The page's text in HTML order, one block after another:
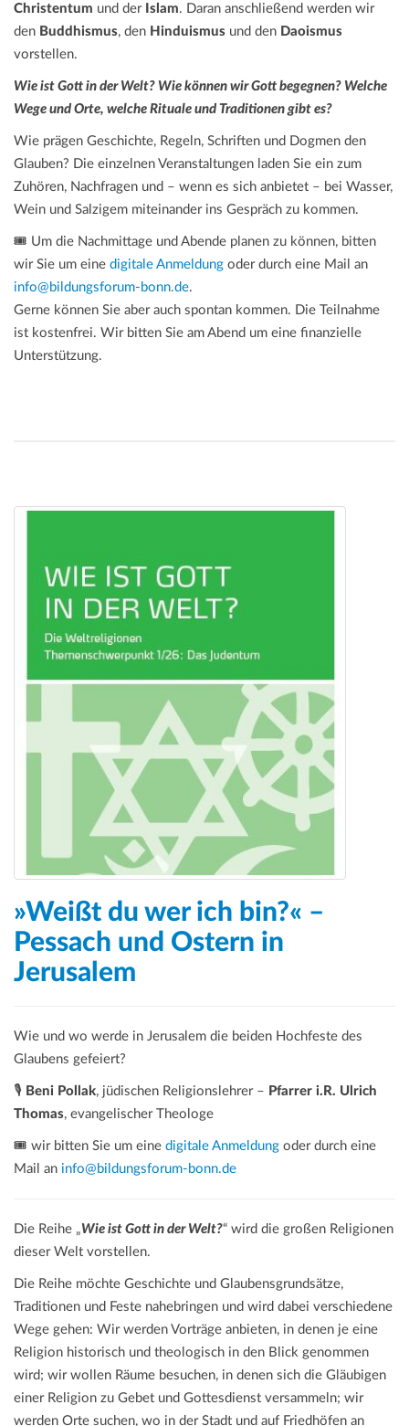
Christentum und der Islam. Daran anschließend werden wir
den Buddhismus, den Hinduismus und den Daoismus
vorstellen.
Wie ist Gott in der Welt? Wie können wir Gott begegnen? Welche
Wege und Orte, welche Rituale und Traditionen gibt es?
Wie prägen Geschichte, Regeln, Schriften und Dogmen den
Glauben? Die einzelnen Veranstaltungen laden Sie ein zum
Zuhören, Nachfragen und – wenn es sich anbietet – bei Wasser,
Wein und Salzigem miteinander ins Gespräch zu kommen.
🎟️ Um die Nachmittage und Abende planen zu können, bitten
wir Sie um eine digitale Anmeldung oder durch eine Mail an
info@bildungsforum-bonn.de.
Gerne können Sie aber auch spontan kommen. Die Teilnahme
ist kostenfrei. Wir bitten Sie am Abend um eine finanzielle
Unterstützung.
»Weißt du wer ich bin?« –
Pessach und Ostern in
Jerusalem
Wie und wo werde in Jerusalem die beiden Hochfeste des
Glaubens gefeiert?
🎙️ Beni Pollak, jüdischen Religionslehrer – Pfarrer i.R. Ulrich
Thomas, evangelischer Theologe
🎟️ wir bitten Sie um eine digitale Anmeldung oder durch eine
Mail an info@bildungsforum-bonn.de
Die Reihe „Wie ist Gott in der Welt?“ wird die großen Religionen
dieser Welt vorstellen.
Die Reihe möchte Geschichte und Glaubensgrundsätze,
Traditionen und Feste nahebringen und wird dabei verschiedene
Wege gehen: Wir werden Vorträge anbieten, in denen je eine
Religion historisch und theologisch in den Blick genommen
wird; wir wollen Räume besuchen, in denen sich die Gläubigen
einer Religion zu Gebet und Gottesdienst versammeln; wir
werden Orte suchen, wo in der Stadt und auf Friedhöfen an